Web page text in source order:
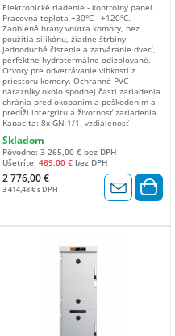
Elektronické riadenie - kontrolny panel.
Pracovná teplota +30°C - +120°C.
Zaoblené hrany vnútra komory, bez
použitia silikónu, žiadne štrbiny.
Jednoduché čistenie a zatváranie dverí,
perfektne hydrotermálne odizolované.
Otvory pre odvetrávanie vlhkosti z
priestoru komory. Ochranné PVC
nárazníky okolo spodnej časti zariadenia
chránia pred okopaním a poškodením a
predĺži intergritu a životnosť zariadenia.
Kapacita: 8x GN 1/1, vzdiálenosť
Príkon: 1 kW/230V. Rozmer v mm: 550 x
740 x 1000(v).
Skladom
Pôvodne: 3 265,00 € bez DPH
Ušetríte: 489,00 € bez DPH
2 776,00 €
3 414,48 € s DPH